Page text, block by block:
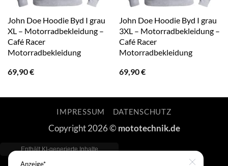
John Doe Hoodie Byd I grau
XL – Motorradbekleidung –
Café Racer
Motorradbekleidung
69,90€
John Doe Hoodie Byd I grau
3XL – Motorradbekleidung –
Café Racer
Motorradbekleidung
69,90€
IMPRESSUM DATENSCHUTZ
Copyright 2026 © mototechnik.de
Anzeige*